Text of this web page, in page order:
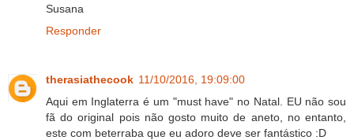
Susana
Responder
therasiathecook 11/10/2016, 19:09:00
Aqui em Inglaterra é um "must have" no Natal. EU não sou
fã do original pois não gosto muito de aneto, no entanto,
este com beterraba que eu adoro deve ser fantástico :D